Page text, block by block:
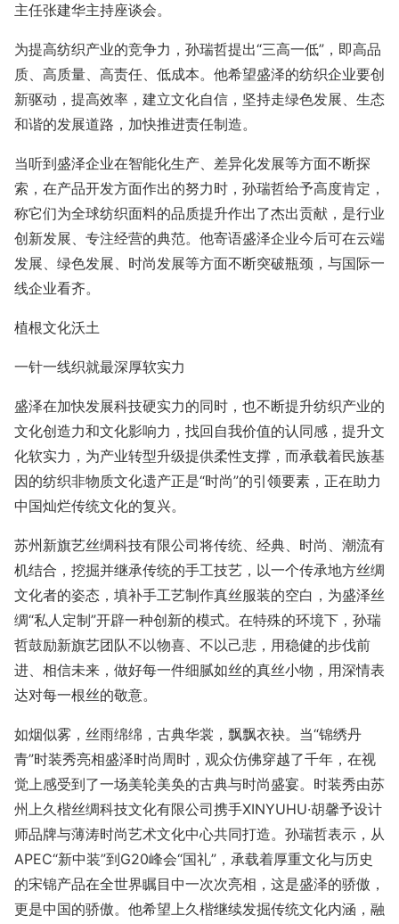
主任张建华主持座谈会。
为提高纺织产业的竞争力，孙瑞哲提出“三高一低”，即高品
质、高质量、高责任、低成本。他希望盛泽的纺织企业要创
新驱动，提高效率，建立文化自信，坚持走绿色发展、生态
和谐的发展道路，加快推进责任制造。
当听到盛泽企业在智能化生产、差异化发展等方面不断探
索，在产品开发方面作出的努力时，孙瑞哲给予高度肯定，
称它们为全球纺织面料的品质提升作出了杰出贡献，是行业
创新发展、专注经营的典范。他寄语盛泽企业今后可在云端
发展、绿色发展、时尚发展等方面不断突破瓶颈，与国际一
线企业看齐。
植根文化沃土
一针一线织就最深厚软实力
盛泽在加快发展科技硬实力的同时，也不断提升纺织产业的
文化创造力和文化影响力，找回自我价值的认同感，提升文
化软实力，为产业转型升级提供柔性支撑，而承载着民族基
因的纺织非物质文化遗产正是“时尚”的引领要素，正在助力
中国灿烂传统文化的复兴。
苏州新旗艺丝绸科技有限公司将传统、经典、时尚、潮流有
机结合，挖掘并继承传统的手工技艺，以一个传承地方丝绸
文化者的姿态，填补手工艺制作真丝服装的空白，为盛泽丝
绸“私人定制”开辟一种创新的模式。在特殊的环境下，孙瑞
哲鼓励新旗艺团队不以物喜、不以己悲，用稳健的步伐前
进、相信未来，做好每一件细腻如丝的真丝小物，用深情表
达对每一根丝的敬意。
如烟似雾，丝雨绵绵，古典华裳，飘飘衣袂。当“锦绣丹
青”时装秀亮相盛泽时尚周时，观众仿佛穿越了千年，在视
觉上感受到了一场美轮美奂的古典与时尚盛宴。时装秀由苏
州上久楷丝绸科技文化有限公司携手XINYUHU·胡馨予设计
师品牌与薄涛时尚艺术文化中心共同打造。孙瑞哲表示，从
APEC“新中装”到G20峰会“国礼”，承载着厚重文化与历史
的宋锦产品在全世界瞩目中一次次亮相，这是盛泽的骄傲，
更是中国的骄傲。他希望上久楷继续发掘传统文化内涵，融